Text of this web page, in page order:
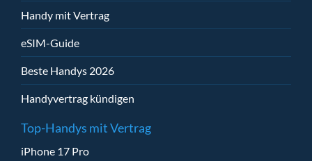
Handy mit Vertrag
eSIM-Guide
Beste Handys 2026
Handyvertrag kündigen
Top-Handys mit Vertrag
iPhone 17 Pro